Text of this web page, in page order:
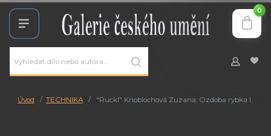
0
Úvod TECHNIKA "Ruckl" Knoblochová Zuzana: Ozdoba rybka I.